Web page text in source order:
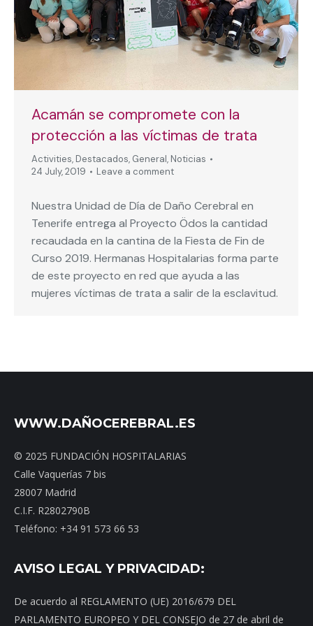
Acamán se compromete con la
protección a las víctimas de trata
Activities, Destacados, General, Noticias
24 July, 2019
Leave a comment
Nuestra Unidad de Día de Daño Cerebral en
Tenerife entrega al Proyecto Ödos la cantidad
recaudada en la cantina de la Fiesta de Fin de
Curso 2019. Hermanas Hospitalarias forma parte
de este proyecto en red que ayuda a las
mujeres víctimas de trata a salir de la esclavitud.
WWW.DAÑOCEREBRAL.ES
© 2025 FUNDACIÓN HOSPITALARIAS
Calle Vaquerías 7 bis
28007 Madrid
C.I.F. R2802790B
Teléfono: +34 91 573 66 53
AVISO LEGAL Y PRIVACIDAD:
De acuerdo al REGLAMENTO (UE) 2016/679 DEL
PARLAMENTO EUROPEO Y DEL CONSEJO de 27 de abril de